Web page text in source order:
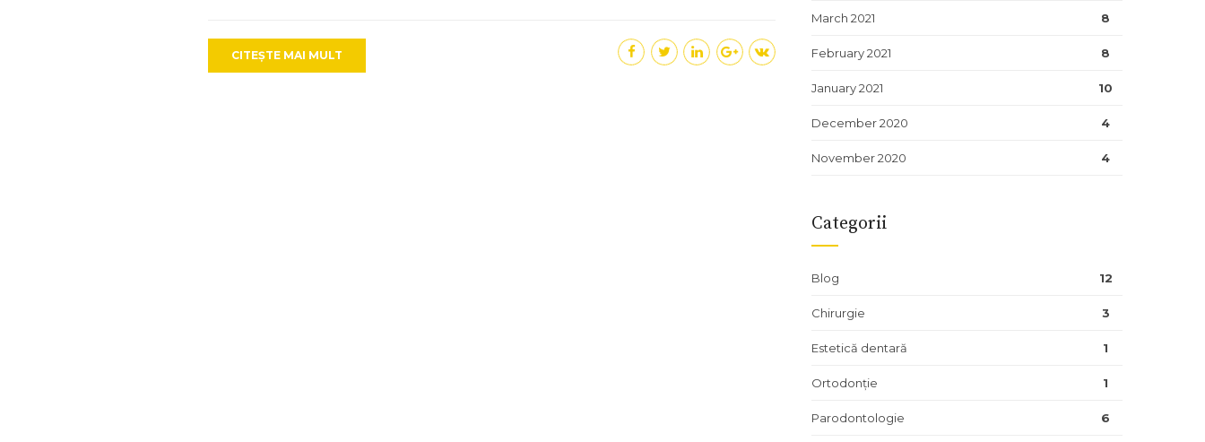
CITEȘTE MAI MULT
March 2021 8
February 2021 8
January 2021 10
December 2020 4
November 2020 4
Categorii
Blog 12
Chirurgie 3
Estetică dentară 1
Ortodonție 1
Parodontologie 6